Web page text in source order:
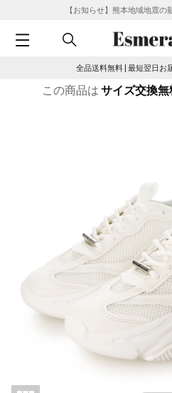
【お知らせ】熊本地域地震の
全品送料無料 | 最短翌日お
この商品は サイズ交換